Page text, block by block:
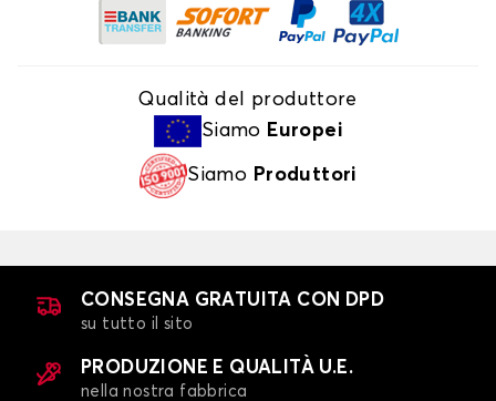
Qualità del produttore
Siamo Europei
Siamo Produttori
CONSEGNA GRATUITA CON DPD
su tutto il sito
PRODUZIONE E QUALITÀ U.E.
nella nostra fabbrica